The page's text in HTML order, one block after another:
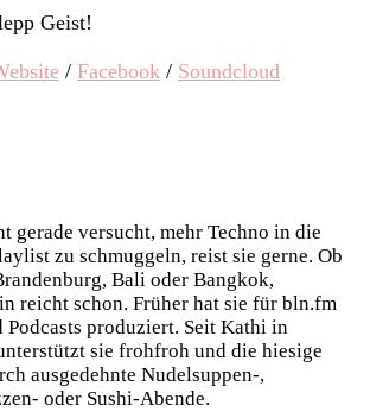
gerade versucht, mehr Techno in die
zu schmuggeln, reist sie gerne. Ob
Bali oder Bangkok,
reicht schon. Früher hat sie für bln.fm
Podcasts produziert. Seit Kathi in
sie frohfroh und die hiesige
ausgedehnte Nudelsuppen-,
oder Sushi-Abende.
Geist!
/ Facebook / Soundcloud